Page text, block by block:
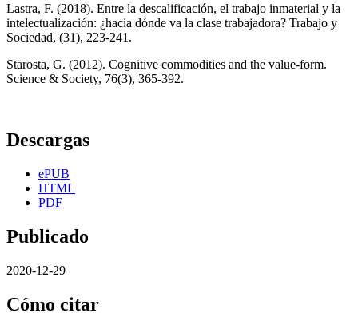
Lastra, F. (2018). Entre la descalificación, el trabajo inmaterial y la
intelectualización: ¿hacia dónde va la clase trabajadora? Trabajo y
Sociedad, (31), 223-241.
Starosta, G. (2012). Cognitive commodities and the value-form.
Science & Society, 76(3), 365-392.
Descargas
ePUB
HTML
PDF
Publicado
2020-12-29
Cómo citar